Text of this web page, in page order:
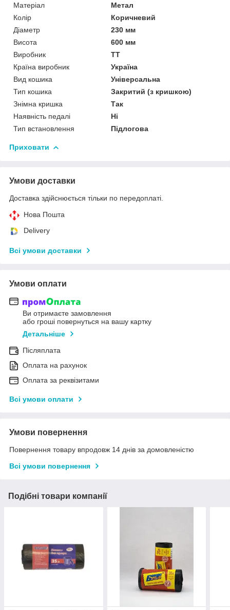
Матеріал
Метал
Колір
Коричневий
Діаметр
230 мм
Висота
600 мм
Виробник
ТТ
Країна виробник
Україна
Вид кошика
Універсальна
Тип кошика
Закритий (з кришкою)
Знімна кришка
Так
Наявність педалі
Ні
Тип встановлення
Підлогова
Приховати
Умови доставки
Доставка здійснюється тільки по передоплаті.
Нова Пошта
Delivery
Всі умови доставки
Умови оплати
Ви отримаєте замовлення
або гроші повернуться на вашу картку
Детальніше
Післяплата
Оплата на рахунок
Оплата за реквізитами
Всі умови оплати
Умови повернення
Повернення товару впродовж 14 днів за домовленістю
Всі умови повернення
Подібні товари компанії